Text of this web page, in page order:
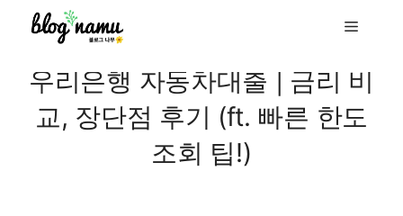
Menu
우리은행 자동차대출 | 금리 비
교, 장단점 후기 (ft. 빠른 한도
조회 팁!)